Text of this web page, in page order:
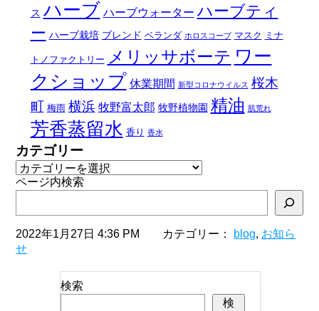
ス ハーブ ハーブウォーター ハーブティ
ー ハーブ栽培 ブレンド ベランダ ホロスコープ マスク ミナ
トノファクトリー メリッサボーテ ワー
クショップ 休業期間 新型コロナウイルス 桜木
町 梅雨 横浜 牧野富太郎 牧野植物園 精油 肌荒れ
芳香蒸留水 香り 香水
カテゴリー
ページ内検索
2022年1月27日 4:36 PM カテゴリー： blog, お知ら
せ
検索
検